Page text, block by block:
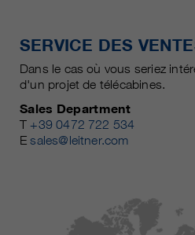
SERVICE DES
Dans le cas où vous seriez
d'un projet de télécabines.
Sales Department
T +39 0472 722 534
Esales@leitner.com